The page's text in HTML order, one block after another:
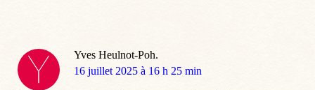
Yves Heulnot-Poh.
dit
16 juillet 2025 à 16 h 25 min